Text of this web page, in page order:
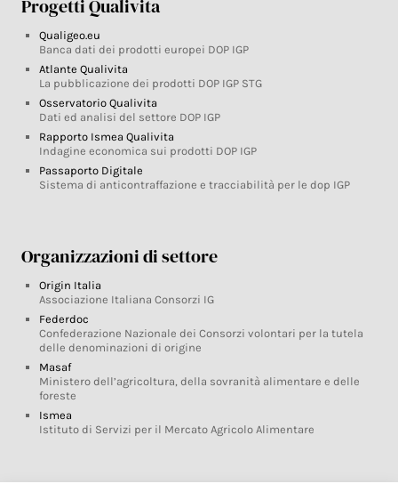
Progetti Qualivita
Qualigeo.eu
Banca dati dei prodotti europei DOP IGP
Atlante Qualivita
La pubblicazione dei prodotti DOP IGP STG
Osservatorio Qualivita
Dati ed analisi del settore DOP IGP
Rapporto Ismea Qualivita
Indagine economica sui prodotti DOP IGP
Passaporto Digitale
Sistema di anticontraffazione e tracciabilità per le dop IGP
Organizzazioni di settore
Origin Italia
Associazione Italiana Consorzi IG
Federdoc
Confederazione Nazionale dei Consorzi volontari per la tutela
delle denominazioni di origine
Masaf
Ministero dell’agricoltura, della sovranità alimentare e delle
foreste
Ismea
Istituto di Servizi per il Mercato Agricolo Alimentare